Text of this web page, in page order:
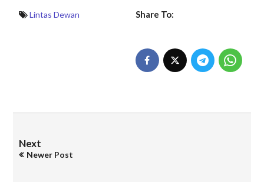
Lintas Dewan Share To:
Next
Newer Post